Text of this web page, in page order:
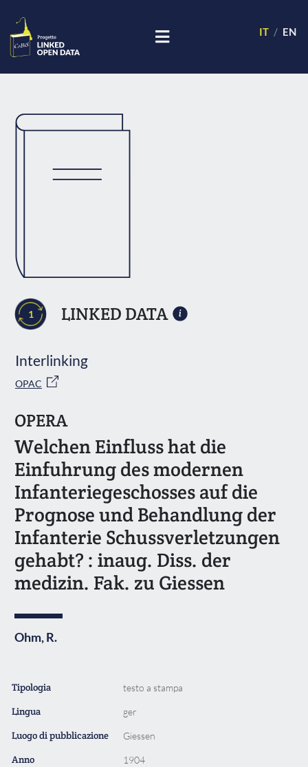
IT EN
1 LINKED DATA
Interlinking
OPAC
OPERA
Welchen Einfluss hat die
Einfuhrung des modernen
Infanteriegeschosses auf die
Prognose und Behandlung der
Infanterie Schussverletzungen
gehabt? : inaug. Diss. der
medizin. Fak. zu Giessen
Ohm, R.
Tipologia testo a stampa
Lingua ger
Luogo di pubblicazione Giessen
Anno 1904